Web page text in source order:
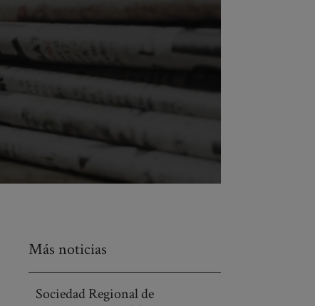
Más noticias
Sociedad Regional de